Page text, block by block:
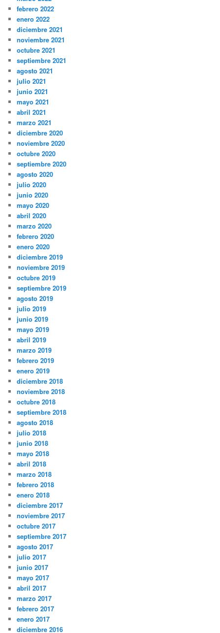
febrero 2022
enero 2022
diciembre 2021
noviembre 2021
octubre 2021
septiembre 2021
agosto 2021
julio 2021
junio 2021
mayo 2021
abril 2021
marzo 2021
diciembre 2020
noviembre 2020
octubre 2020
septiembre 2020
agosto 2020
julio 2020
junio 2020
mayo 2020
abril 2020
marzo 2020
febrero 2020
enero 2020
diciembre 2019
noviembre 2019
octubre 2019
septiembre 2019
agosto 2019
julio 2019
junio 2019
mayo 2019
abril 2019
marzo 2019
febrero 2019
enero 2019
diciembre 2018
noviembre 2018
octubre 2018
septiembre 2018
agosto 2018
julio 2018
junio 2018
mayo 2018
abril 2018
marzo 2018
febrero 2018
enero 2018
diciembre 2017
noviembre 2017
octubre 2017
septiembre 2017
agosto 2017
julio 2017
junio 2017
mayo 2017
abril 2017
marzo 2017
febrero 2017
enero 2017
diciembre 2016